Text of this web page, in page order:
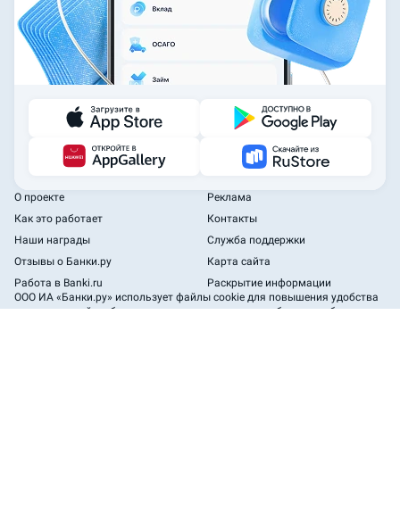
О проекте
Как это работает
Наши награды
Отзывы о Банки.ру
Работа в Banki.ru
Реклама
Контакты
Служба поддержки
Карта сайта
Раскрытие информации
ООО ИА «Банки.ру» использует файлы cookie для повышения удобства
пользователей и обеспечения должного уровня работоспособности